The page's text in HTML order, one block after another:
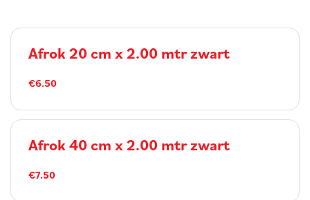
Afrok 20 cm x 2.00 mtr zwart
€6.50
Afrok 40 cm x 2.00 mtr zwart
€7.50